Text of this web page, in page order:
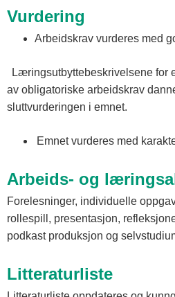
Vurdering
Arbeidskrav vurderes med
Læringsutbyttebeskrivelsene for
av obligatoriske arbeidskrav
sluttvurderingen i emnet.
Emnet vurderes med
Arbeids- og
Forelesninger, individuelle
rollespill, presentasjon,
podkast produksjon og
Litteraturliste